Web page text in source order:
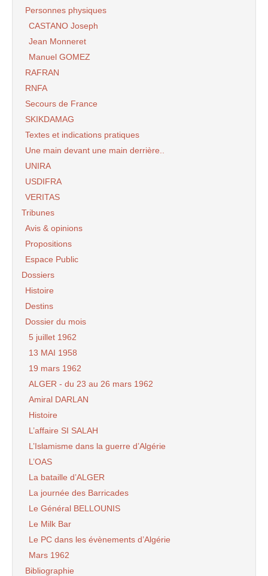
Personnes physiques
CASTANO Joseph
Jean Monneret
Manuel GOMEZ
RAFRAN
RNFA
Secours de France
SKIKDAMAG
Textes et indications pratiques
Une main devant une main derrière..
UNIRA
USDIFRA
VERITAS
Tribunes
Avis & opinions
Propositions
Espace Public
Dossiers
Histoire
Destins
Dossier du mois
5 juillet 1962
13 MAI 1958
19 mars 1962
ALGER - du 23 au 26 mars 1962
Amiral DARLAN
Histoire
L’affaire SI SALAH
L’Islamisme dans la guerre d’Algérie
L’OAS
La bataille d’ALGER
La journée des Barricades
Le Général BELLOUNIS
Le Milk Bar
Le PC dans les évènements d’Algérie
Mars 1962
Bibliographie